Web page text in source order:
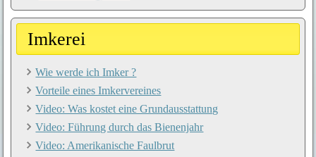
Imkerei
Wie werde ich Imker ?
Vorteile eines Imkervereines
Video: Was kostet eine Grundausstattung
Video: Führung durch das Bienenjahr
Video: Amerikanische Faulbrut